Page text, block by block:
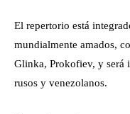
El repertorio está
mundialmente amados,
Glinka, Prokofiev, y será
rusos y venezolanos.